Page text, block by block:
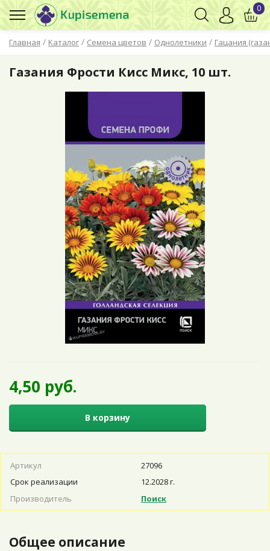
Главная / Каталог / Семена цветов / Однолетники / Гацания
0
Газания Фрости Кисс Микс, 10 шт.
4,50 руб.
В корзину
Артикул
27096
Срок реализации
12.2028 г.
Производитель
Поиск
Общее описание